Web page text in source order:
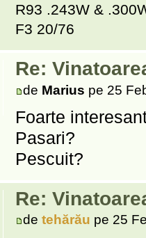
R93 .243W &
F3 20/76
Re:
de Marius pe 25
Foarte
Pasari?
Pescuit?
Re:
detehărău pe 25